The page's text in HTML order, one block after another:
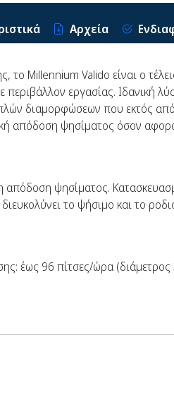
Αρχεία
το Millennium Valido είναι ο
περιβάλλον εργασίας. Iδανική
διαμορφώσεων που εκτός
απόδοση ψησίματος όσον
απόδοση ψησίματος.
το ψήσιμο και το
έως 96 πίτσες/ώρα